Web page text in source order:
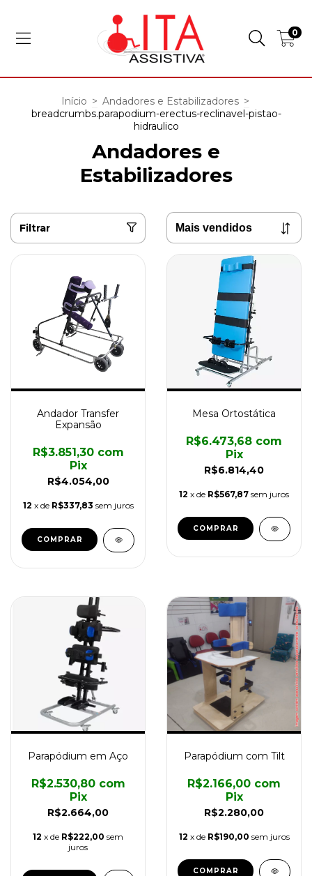
0
Início > Andadores e Estabilizadores >
breadcrumbs.parapodium-erectus-reclinavel-pistao-
hidraulico
Andadores e
Estabilizadores
Filtrar
Andador Transfer
Expansão
R$4.054,00
R$3.851,30 com
Pix
12 x de R$337,83 sem juros
COMPRAR
Mesa Ortostática
R$6.814,40
R$6.473,68 com
Pix
12 x de R$567,87 sem juros
Parapódium em Aço
R$2.664,00
R$2.530,80 com
Pix
12 x de R$222,00 sem
juros
Parapódium com Tilt
R$2.280,00
R$2.166,00 com
Pix
12 x de R$190,00 sem juros
COMPRAR